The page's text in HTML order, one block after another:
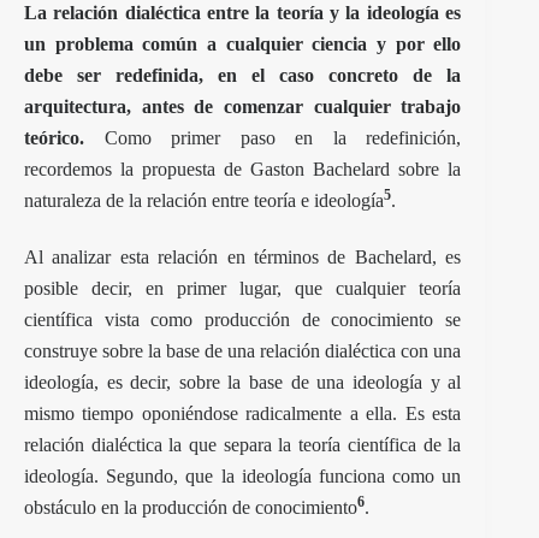
La relación dialéctica entre la teoría y la ideología es
un problema común a cualquier ciencia y por ello
debe ser redefinida, en el caso concreto de la
arquitectura, antes de comenzar cualquier trabajo
teórico. Como primer paso en la redefinición,
recordemos la propuesta de Gaston Bachelard sobre la
naturaleza de la relación entre teoría e ideología5.
Al analizar esta relación en términos de Bachelard, es
posible decir, en primer lugar, que cualquier teoría
científica vista como producción de conocimiento se
construye sobre la base de una relación dialéctica con una
ideología, es decir, sobre la base de una ideología y al
mismo tiempo oponiéndose radicalmente a ella. Es esta
relación dialéctica la que separa la teoría científica de la
ideología. Segundo, que la ideología funciona como un
obstáculo en la producción de conocimiento6.